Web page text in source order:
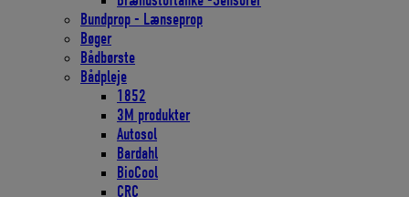
Bundprop - Lænseprop
Bøger
Bådbørste
Bådpleje
1852
3M produkter
Autosol
Bardahl
BioCool
CRC